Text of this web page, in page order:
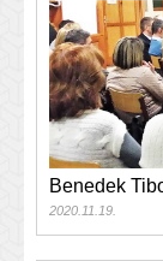
Benedek
2020.11.19.